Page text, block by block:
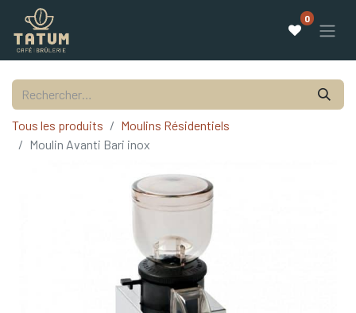
0
Tous les produits
Moulins Résidentiels
Moulin Avanti Bari inox